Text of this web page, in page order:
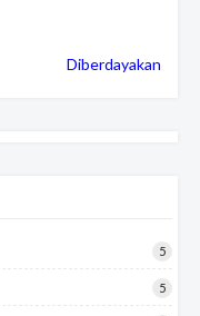
Diberdayakan
5
5